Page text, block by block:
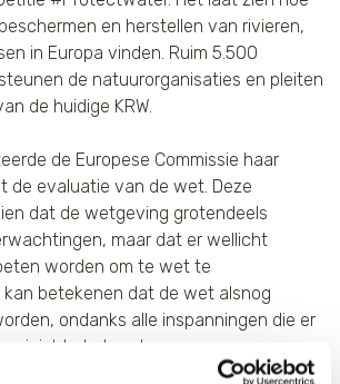
en herstellen van rivieren,
in Europa vinden. Ruim 5.500
de natuurorganisaties en pleiten
de huidige KRW.
de Europese Commissie haar
de evaluatie van de wet. Deze
dat de wetgeving grotendeels
maar dat er wellicht
worden om te wet te
kan betekenen dat de wet alsnog
ondanks alle inspanningen die er
juist te behouden.